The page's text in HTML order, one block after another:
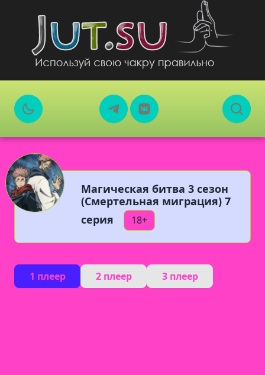
Магическая битва 3 сезон
(Смертельная миграция) 7
серия
18+
1 плеер 2 плеер 3 плеер